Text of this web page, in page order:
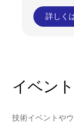
詳しく
イベン
技術イベントや